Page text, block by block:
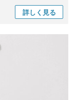
詳しく 見る